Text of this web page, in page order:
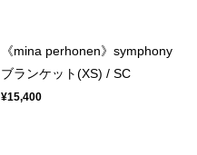
《mina perhonen》symphony
ブランケット(XS) / SC
¥15,400